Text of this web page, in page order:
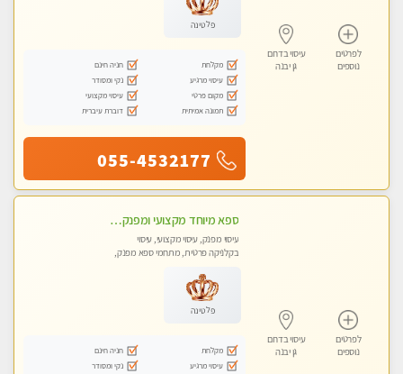
לפרטים
נוספים
עיסוי בדרום
גן יבנה
פלטינה
מקלחת
חניה חינם
עיסוי מרגיע
נקי ומסודר
מקום פרטי
עיסוי מקצועי
תמונה אמיתית
דוברת עיברית
055-4532177
לפרטים
נוספים
עיסוי בדרום
גן יבנה
ספא מיוחד מקצועי ומפנק באשקלון חדשה מומלץ לחלוטין! כל סוגי העיסויים מעסה מקצועית ואיכותית פרטי!!!
עיסוי מפנק, עיסוי מקצועי, עיסוי
בקלניקה פרטית, מתחמי ספא מפנק,
פלטינה
מקלחת
חניה חינם
עיסוי מרגיע
נקי ומסודר